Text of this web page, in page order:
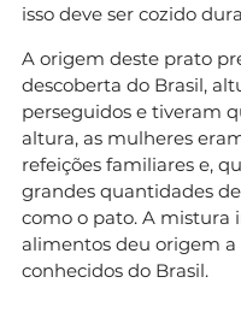
isso deve ser cozido
A origem deste prato
descoberta do Brasil,
perseguidos e tiveram
altura, as mulheres
refeições familiares e,
grandes quantidades
como o pato. A mistura
alimentos deu origem
conhecidos do Brasil.